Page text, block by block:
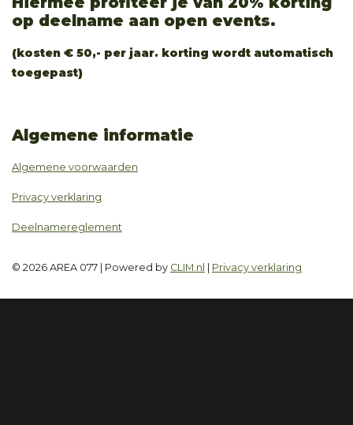
op deelname aan open events.
(kosten € 50,- per jaar. korting wordt automatisch
toegepast)
Algemene informatie
Algemene voorwaarden
Privacy verklaring
Deelnamereglement
© 2026 AREA 077 | Powered by CLIM.nl | Privacy verklaring